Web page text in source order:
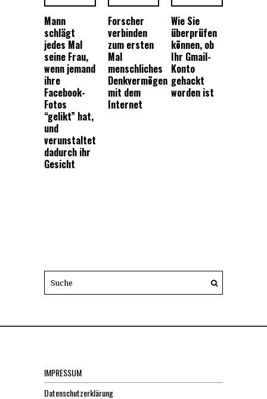
Mann
schlägt
jedes Mal
seine Frau,
wenn jemand
ihre
Facebook-
Fotos
“gelikt” hat,
und
verunstaltet
dadurch ihr
Gesicht
Forscher
verbinden
zum ersten
Mal
menschliches
Denkvermögen
mit dem
Internet
Wie Sie
überprüfen
können, ob
Ihr Gmail-
Konto
gehackt
worden ist
IMPRESSUM
Datenschutzerklärung